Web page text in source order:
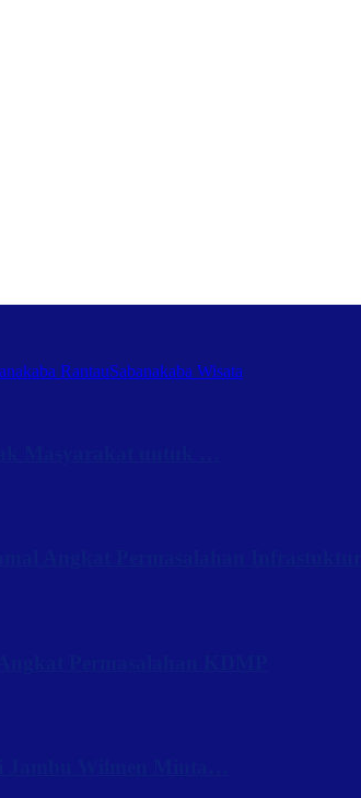
RantauSabanakaba Wisata